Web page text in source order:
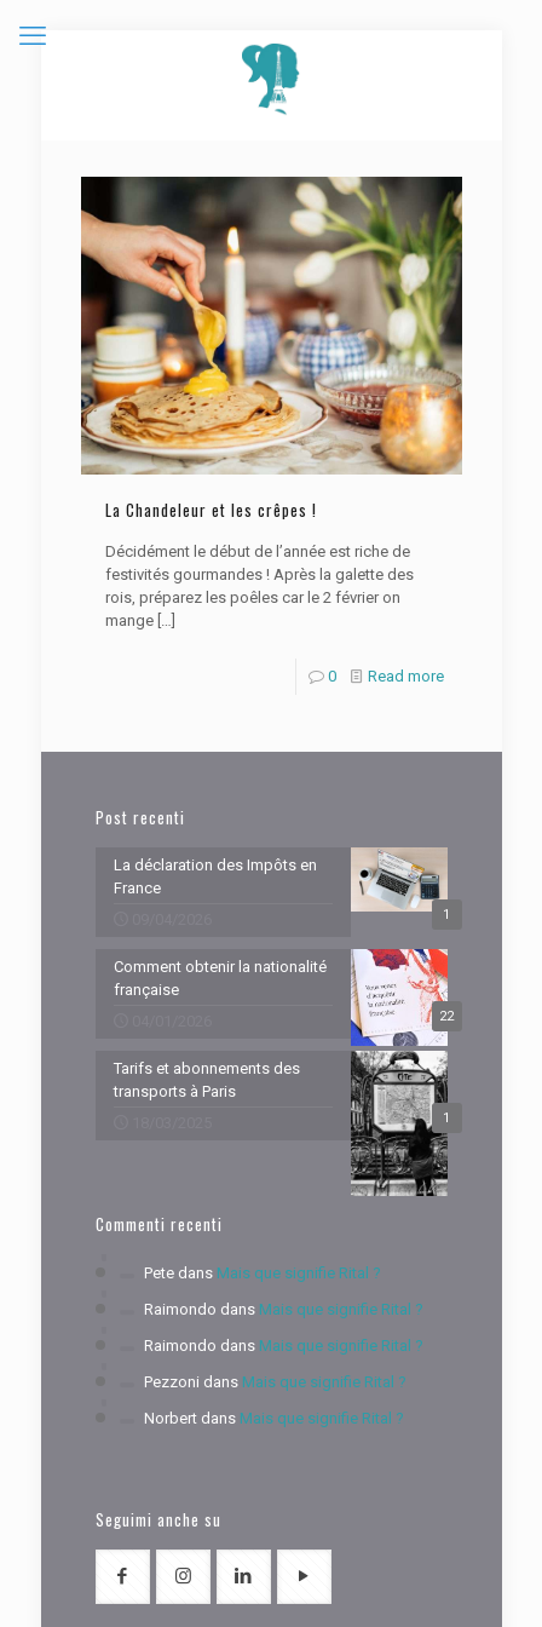
La Chandeleur et les crêpes !
Décidément le début de l’année est riche de
festivités gourmandes ! Après la galette des
rois, préparez les poêles car le 2 février on
mange[…]
0 Read more
Post recenti
1
La déclaration des Impôts en
France
22
Comment obtenir la nationalité
française
1
Tarifs et abonnements des
transports à Paris
Commenti recenti
Petedans Mais que signifie Rital ?
Raimondo dans Mais que signifie Rital ?
Raimondo dans Mais que signifie Rital ?
Pezzoni dans Mais que signifie Rital ?
Norbertdans Mais que signifie Rital ?
Seguimi anche su